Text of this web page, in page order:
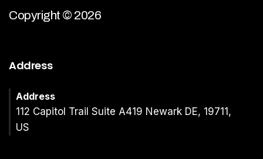
Copyright © 2026
Address
Address
112 Capitol Trail Suite A419 Newark DE, 19711,
US